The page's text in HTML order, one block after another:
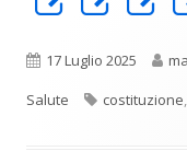
una
nuova
una
Pubblicato
17 Luglio 2025
Salute
Tag
costituzione,